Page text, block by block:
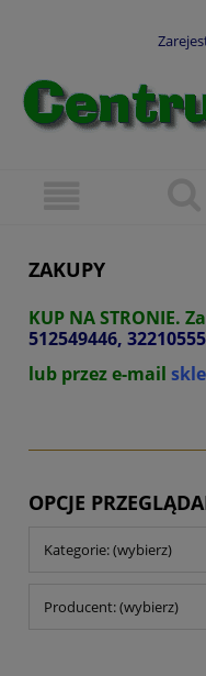
ZAKUPY
KUP NA STRONIE.
512549446,
lub przez e-mail
OPCJE
Kategorie: (wybierz)
Producent: (wybierz)